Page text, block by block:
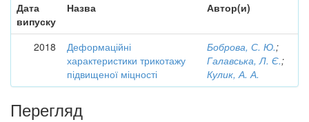
Дата
випуску
Назва Автор(и)
2018
Деформаційні
характеристики трикотажу
підвищеної міцності
Боброва, С. Ю.;
Галавська, Л. Є.;
Кулик, А. А.
Перегляд